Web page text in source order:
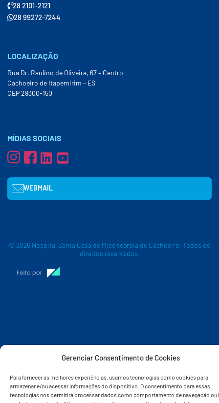
Gerenciar Consentimento de Cookies
Para fornecer as melhores experiências, usamos tecnologias como cookies para
armazenar e/ou acessar informações do dispositivo. O consentimento para essas
tecnologias nos permitirá processar dados como comportamento de navegação ou
28 2101-2121
28 99272-7244
LOCALIZAÇÃO
Rua Dr. Raulino de Oliveira, 67 – Centro
Cachoeiro de Itapemirim – ES
CEP 29300-150
MÍDIAS SOCIAIS
WEBMAIL
© 2026 Hospital Santa Casa de Misericórdia de Cachoeiro. Todos os
direitos reservados.